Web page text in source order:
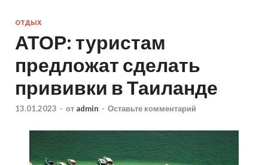
ОТДЫХ
АТОР: туристам
предложат сделать
прививки в Таиланде
13.01.2023 - от admin - Оставьте комментарий